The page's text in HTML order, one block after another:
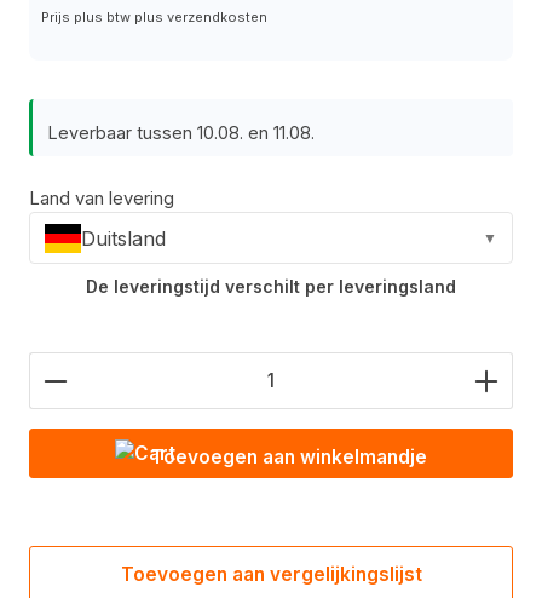
Prijs plus btw plus verzendkosten
Leverbaar tussen 10.08. en 11.08.
Land van levering
Duitsland ▼
De leveringstijd verschilt per leveringsland
Hoeveelheid product: Voer de gewenste
Toevoegen aan winkelmandje
Toevoegen aan vergelijkingslijst